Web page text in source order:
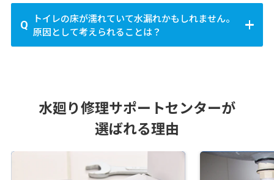
秩父郡東秩父村 児玉郡美里町 児玉郡神川町
児玉郡上里町 大里郡寄居町 南埼玉郡宮代町
北葛飾郡杉戸町 北葛飾郡松伏町
長生郡睦沢町 長生郡長生村 長生郡白子町
長生郡長柄町 長生郡長南町 夷隅郡大多喜町
夷隅郡御宿町
安房郡鋸南町
伊勢原市 海老名市 座間市 南足柄市
綾瀬市
町村
足柄下郡真鶴町 足柄下郡湯河原町 愛甲郡愛川町
に駆けつけてくれる専門業者があり、急なトラブルに
も対応可能です。
まずは落ち着いて止水栓を閉め、水の流れを止めまし
ょう。その後、ラバーカップ（すっぽん）を使ってつ
トイレの床が濡れていて水漏れかもしれません。
原因として考えられることは？
止水栓を閉めたうえで早めに修理を依頼しましょう。
放置すると床材の腐食や二次被害につながるおそれが
水廻り修理サポートセンターが
選ばれる理由